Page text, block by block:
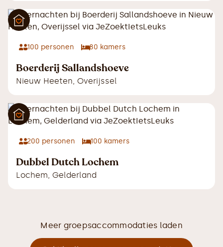
100 personen 80 kamers
Boerderij Sallandshoeve
Nieuw Heeten, Overijssel
200 personen 100 kamers
Dubbel Dutch Lochem
Lochem, Gelderland
Meer groepsaccommodaties laden